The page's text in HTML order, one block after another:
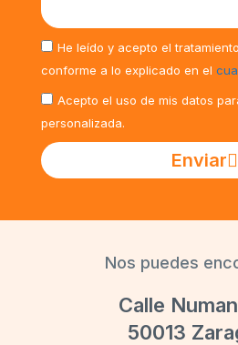
He leído y acepto el
conforme a lo explicado en el
Acepto el uso de mis datos
personalizada.
Enviar
Nos puedes
Calle
50013